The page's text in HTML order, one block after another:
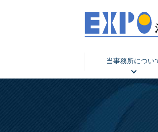
当事務所につい